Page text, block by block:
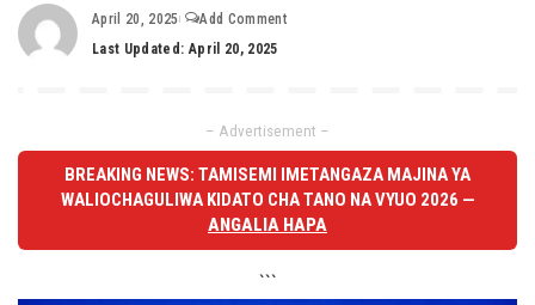
April 20, 2025
Add Comment
Last Updated: April 20, 2025
– Advertisement –
BREAKING NEWS: TAMISEMI IMETANGAZA MAJINA YA
WALIOCHAGULIWA KIDATO CHA TANO NA VYUO 2026 —
ANGALIA HAPA
```